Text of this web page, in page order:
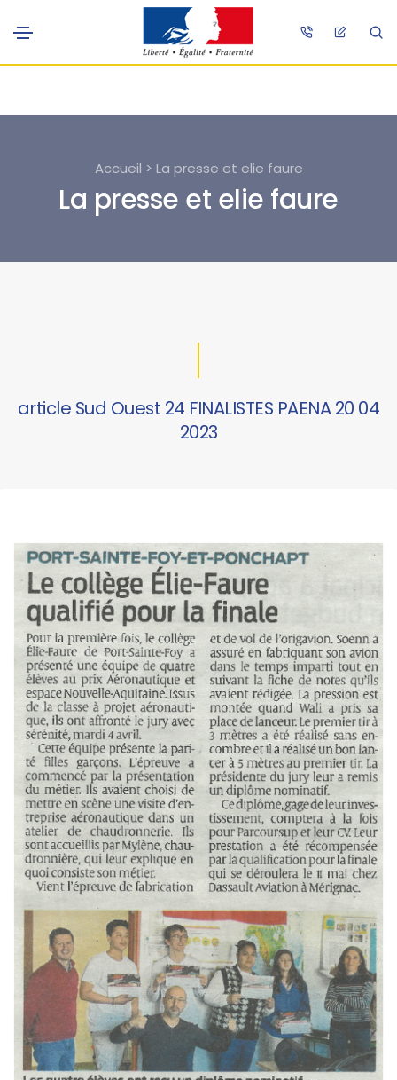
Accueil > La presse et elie faure
La presse et elie faure
article Sud Ouest 24 FINALISTES PAENA 20 04
2023